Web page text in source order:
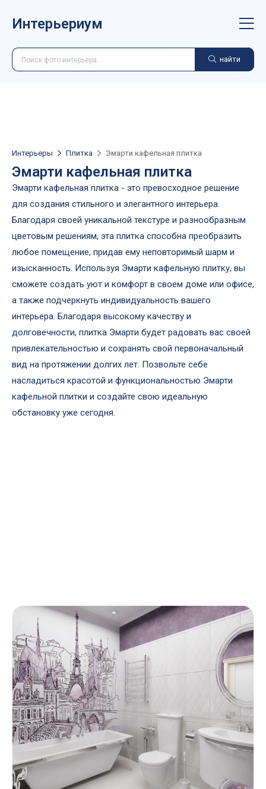
Интерьериум
найти
Интерьеры Плитка Эмарти кафельная плитка
Эмарти кафельная плитка
Эмарти кафельная плитка - это превосходное решение
для создания стильного и элегантного интерьера.
Благодаря своей уникальной текстуре и разнообразным
цветовым решениям, эта плитка способна преобразить
любое помещение, придав ему неповторимый шарм и
изысканность. Используя Эмарти кафельную плитку, вы
сможете создать уют и комфорт в своем доме или офисе,
а также подчеркнуть индивидуальность вашего
интерьера. Благодаря высокому качеству и
долговечности, плитка Эмарти будет радовать вас своей
привлекательностью и сохранять свой первоначальный
вид на протяжении долгих лет. Позвольте себе
насладиться красотой и функциональностью Эмарти
кафельной плитки и создайте свою идеальную
обстановку уже сегодня.